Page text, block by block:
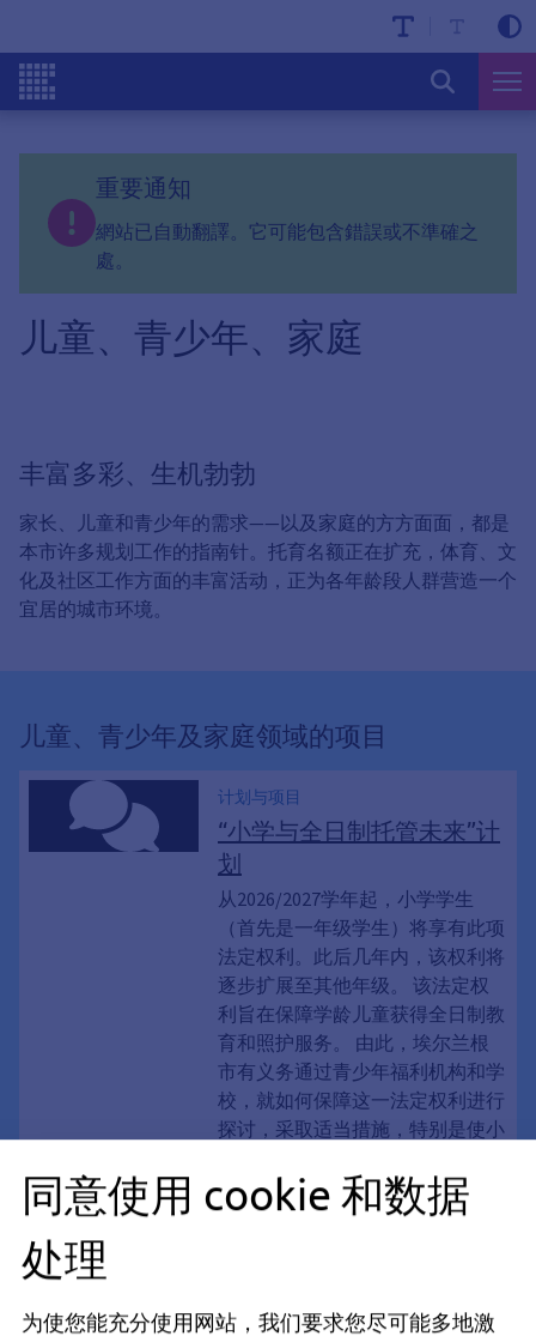
重要通知
網站已自動翻譯。它可能包含錯誤或不準確之
處。
儿童、青少年、家庭
丰富多彩、生机勃勃
家长、儿童和青少年的需求——以及家庭的方方面面，都是
本市许多规划工作的指南针。托育名额正在扩充，体育、文
化及社区工作方面的丰富活动，正为各年龄段人群营造一个
宜居的城市环境。
儿童、青少年及家庭领域的项目
计划与项目
“小学与全日制托管未来”计
划
从2026/2027学年起，小学学生
（首先是一年级学生）将享有此项
法定权利。此后几年内，该权利将
逐步扩展至其他年级。 该法定权
利旨在保障学龄儿童获得全日制教
育和照护服务。 由此，埃尔兰根
市有义务通过青少年福利机构和学
校，就如何保障这一法定权利进行
探讨，采取适当措施，特别是使小
计划与项目
乐场将进行全面翻新和改造。新增
同意使用 cookie 和数据
处理
为使您能充分使用网站，我们要求您尽可能多地激